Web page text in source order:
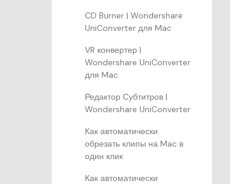
CD Burner | Wondershare
UniConverter для Mac
VR конвертер |
Wondershare UniConverter
для Mac
Редактор Субтитров |
Wondershare UniConverter
Как автоматически
обрезать клипы на Mac в
один клик
Как автоматически